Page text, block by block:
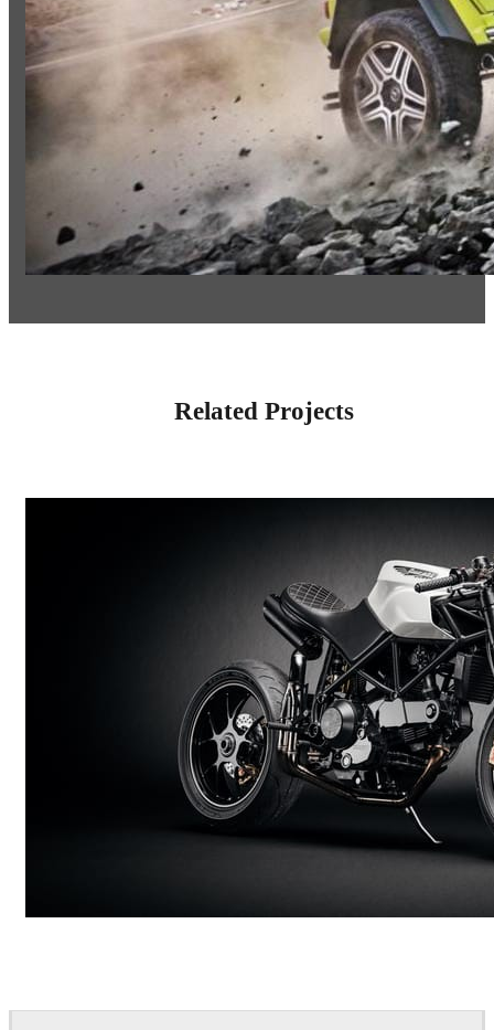
Related Projects